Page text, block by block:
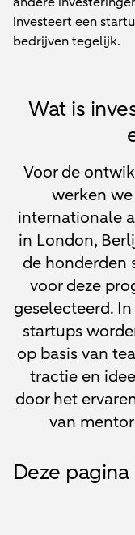
investeert een
bedrijven tegelijk.
Wat is
Voor de
werken
internationale
in London,
de honderden
voor deze
geselecteerd.
startups
op basis van
tractie en
door het
van
Deze